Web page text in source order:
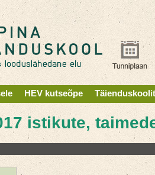
HEV kutseõpe
istikute,